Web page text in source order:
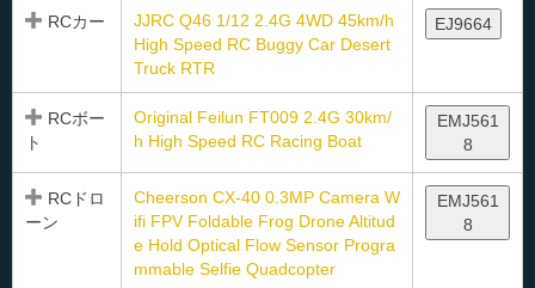
RCカー
JJRC Q46 1/12 2.4G 4WD 45km/h
High Speed RC Buggy Car Desert
Truck RTR
EJ9664
RCボー
ト
Original Feilun FT009 2.4G 30km/
h High Speed RC Racing Boat
EMJ561
8
RCドロ
ーン
Cheerson CX-40 0.3MP Camera W
ifi FPV Foldable Frog Drone Altitud
e Hold Optical Flow Sensor Progra
mmable Selfie Quadcopter
EMJ561
8